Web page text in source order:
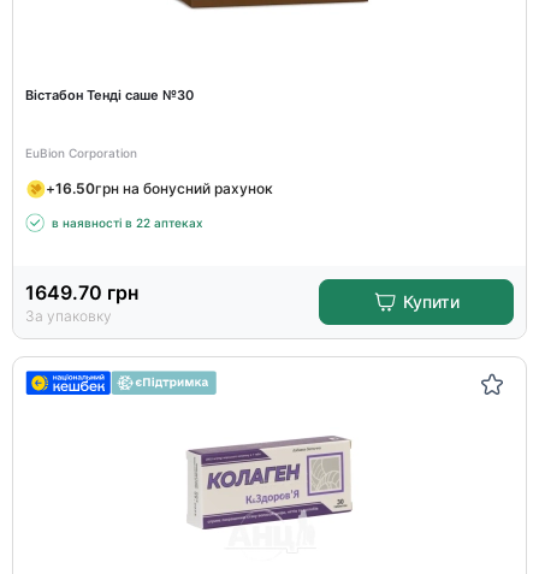
Вістабон Тенді саше №30
EuBion Corporation
+16.50грн на бонусний рахунок
в наявності в 22 аптеках
1649.70 грн
За упаковку
Купити